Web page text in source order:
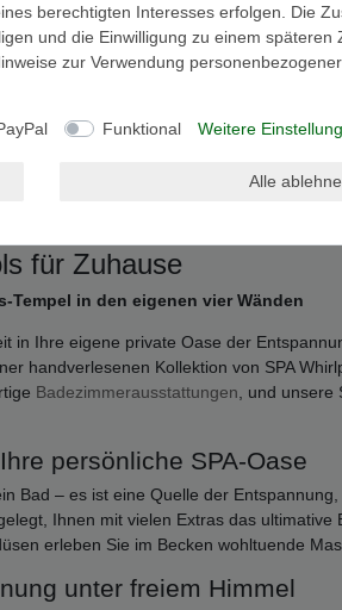
Outdoor-Whirlpool 590x235 cm grau weiß
Schwimspas Swim-SPA mit Wärmepumpe
24.850,00
für Zuhause
Tempel in den eigenen vier Wänden
in Ihre eigene private Oase der
handverlesenen Kollektion von SPA
Badezimmerausstattungen , und
persönliche SPA-Oase
Bad – es ist eine Quelle der
Ihnen mit vielen Extras das
erleben Sie im Becken wohltuende
unter freiem Himmel
berechtigten Interesses erfolgen. Die
und die Einwilligung zu einem späteren
zur Verwendung
Funktional Weitere
Alle